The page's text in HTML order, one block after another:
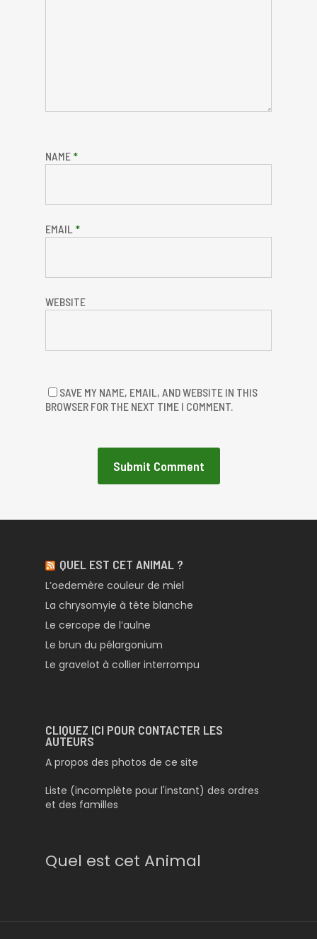
NAME *
EMAIL *
WEBSITE
SAVE MY NAME, EMAIL, AND WEBSITE IN THIS
BROWSER FOR THE NEXT TIME I COMMENT.
QUEL EST CET ANIMAL ?
L’oedemère couleur de miel
La chrysomyie à tête blanche
Le cercope de l’aulne
Le brun du pélargonium
Le gravelot à collier interrompu
CLIQUEZ ICI POUR CONTACTER LES
AUTEURS
A propos des photos de ce site
Liste (incomplète pour l'instant) des ordres
et des familles
Quel est cet Animal